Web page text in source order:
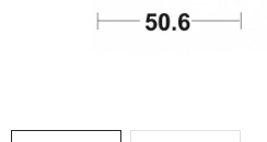
MONTÁŽNÍ SLUŽBY